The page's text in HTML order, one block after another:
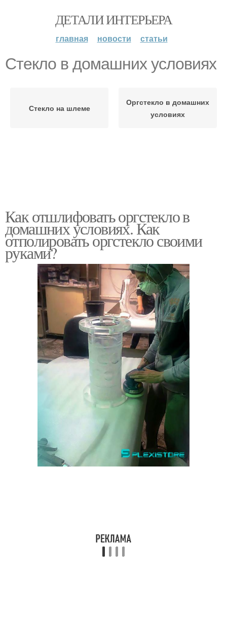
ДЕТАЛИ ИНТЕРЬЕРА
главная новости статьи
Стекло в домашних условиях
Стекло на шлеме
Оргстекло в домашних
условиях
Как отшлифовать оргстекло в
домашних условиях. Как
отполировать оргстекло своими
руками?